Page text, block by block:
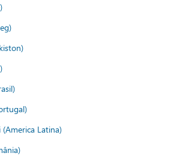
Latina)